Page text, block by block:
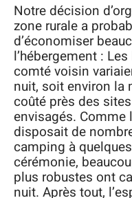
Notre décision
zone rurale a
d’économiser
l’hébergement :
comté voisin
nuit, soit environ la
coûté près des
envisagés. Comme
disposait de
camping à
cérémonie,
plus robustes ont
nuit. Après tout,